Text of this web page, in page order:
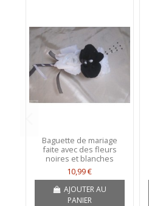
Baguette de mariage
faite avec des fleurs
noires et blanches
10,99 €
AJOUTER AU
PANIER